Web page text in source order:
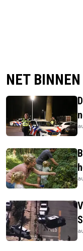
NET BINNEN